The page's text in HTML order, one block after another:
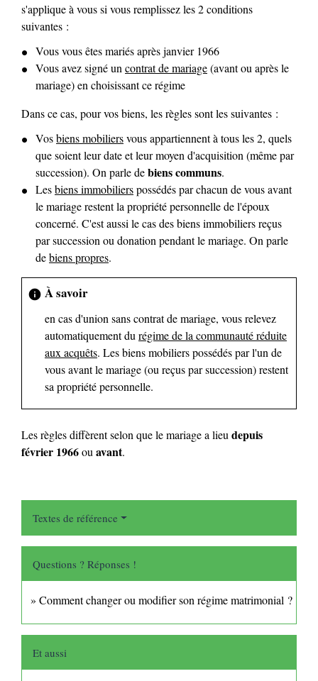
s'applique à vous si vous remplissez les 2 conditions
suivantes :
Vous vous êtes mariés après janvier 1966
Vous avez signé un contrat de mariage(avant ou après le
mariage) en choisissant ce régime
Dans ce cas, pour vos biens, les règles sont les suivantes :
Vosbiens mobiliersvous appartiennent à tous les 2, quels
que soient leur date et leur moyen d'acquisition (même par
succession). On parle debiens communs.
Lesbiens immobilierspossédés par chacun de vous avant
le mariage restent la propriété personnelle de l'époux
concerné. C'est aussi le cas des biens immobiliers reçus
par succession ou donation pendant le mariage. On parle
debiens propres.
info À savoir
en cas d'union sans contrat de mariage, vous relevez
automatiquement du régime de la communauté réduite
aux acquêts. Les biens mobiliers possédés par l'un de
vous avant le mariage (ou reçus par succession) restent
sa propriété personnelle.
Les règles diffèrent selon que le mariage a lieu depuis
février 1966ou avant.
Textes de référence
Questions ? Réponses !
Comment changer ou modifier son régime matrimonial ?
Et aussi